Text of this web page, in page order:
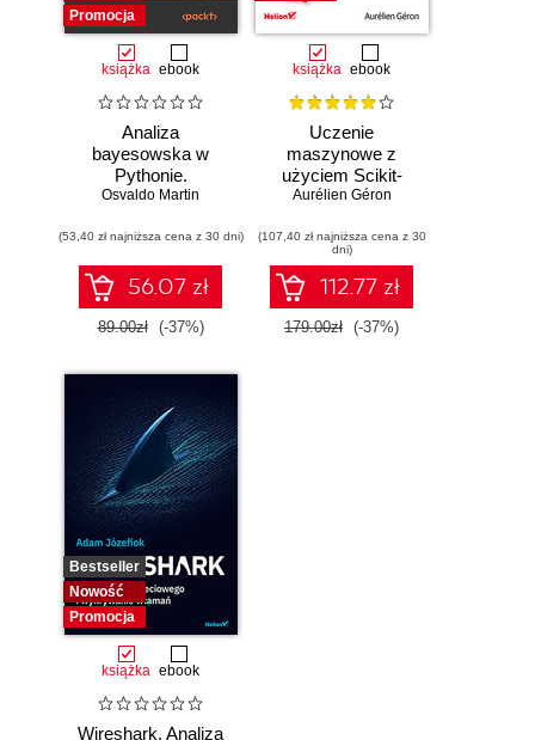
Promocja
książka ebook
Analiza
bayesowska w
Pythonie.
Praktyczny
modelowaniu
probabilistycznym.
Wydanie III
Osvaldo Martin
(53,40 zł najniższa cena z 30 dni)
56.07 zł
89.00zł (-37%)
książka ebook
Uczenie
maszynowe z
użyciem Scikit-
Learn, Keras i
Wydanie III
Aurélien Géron
(107,40 zł najniższa cena z 30
dni)
112.77 zł
179.00zł (-37%)
Bestseller
Nowość
Promocja
książka ebook
Wireshark. Analiza